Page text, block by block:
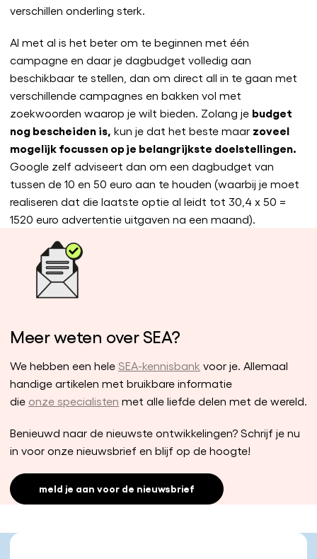
verschillen onderling sterk.
Al met al is het beter om te beginnen met één
campagne en daar je dagbudget volledig aan
beschikbaar te stellen, dan om direct all in te gaan met
verschillende campagnes en bakken vol met
zoekwoorden waarop je wilt bieden. Zolang je budget
nog bescheiden is, kun je dat het beste maar zoveel
mogelijk focussen op je belangrijkste doelstellingen.
Google zelf adviseert dan om een dagbudget van
tussen de 10 en 50 euro aan te houden (waarbij je moet
realiseren dat die laatste optie al leidt tot 30,4 x 50 =
1520 euro advertentie uitgaven na een maand).
Meer weten over SEA?
We hebben een hele SEA-kennisbank voor je. Allemaal
handige artikelen met bruikbare informatie
die onze specialisten met alle liefde delen met de wereld.
Benieuwd naar de nieuwste ontwikkelingen? Schrijf je nu
in voor onze nieuwsbrief en blijf op de hoogte!
meld je aan voor de nieuwsbrief